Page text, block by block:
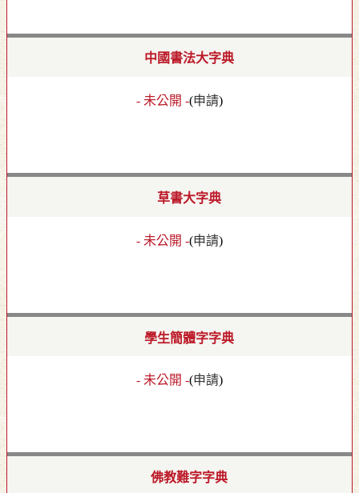
中國書法大字典
- 未公開 -(申請)
草書大字典
- 未公開 -(申請)
學生簡體字字典
- 未公開 -(申請)
佛教難字字典